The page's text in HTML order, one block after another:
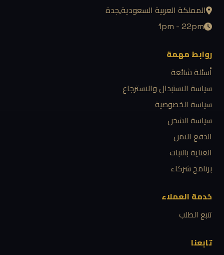
المملكة العربية السعودية,جدة
1pm - 22pm
روابط مهمة
أسئلة شائعة
سياسة الاستبدال والاسترجاع
سياسة الخصوصية
سياسة الشحن
الدفع الآمن
العناية بالنبات
برنامج شركاء
خدمة العملاء
تتبع الطلب
تابعنا